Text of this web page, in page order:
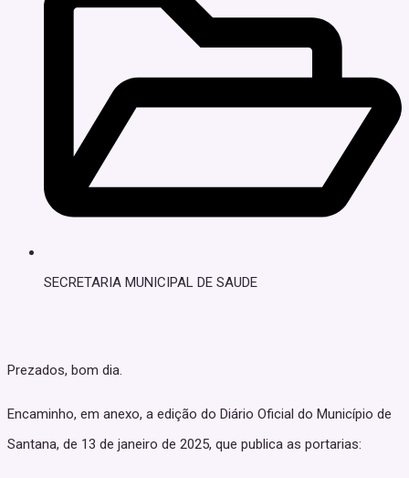
SECRETARIA MUNICIPAL DE SAUDE
Prezados, bom dia.
Encaminho, em anexo, a edição do Diário Oficial do Município de
Santana, de 13 de janeiro de 2025, que publica as portarias: